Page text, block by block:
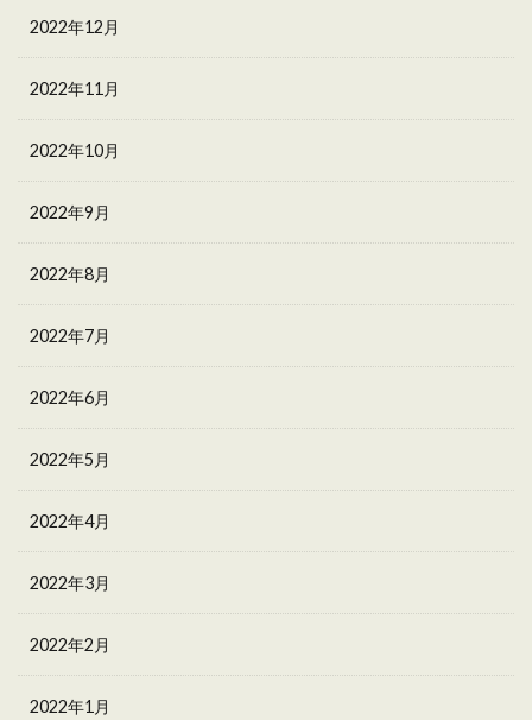
2022年12月
2022年11月
2022年10月
2022年9月
2022年8月
2022年7月
2022年6月
2022年5月
2022年4月
2022年3月
2022年2月
2022年1月